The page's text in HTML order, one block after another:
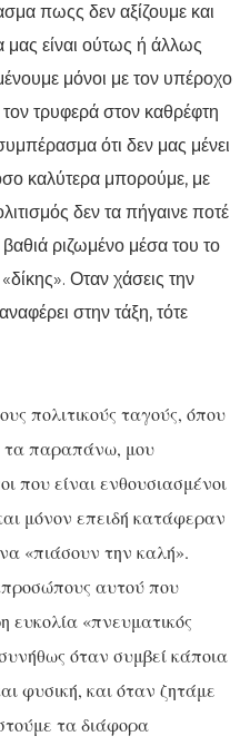
πωςς δεν αξίζουμε και
μας είναι ούτως ή άλλως
μόνοι με τον υπέροχο
τον τρυφερά στον καθρέφτη
ότι δεν μας μένει
καλύτερα μπορούμε, με
δεν τα πήγαινε ποτέ
ριζωμένο μέσα του το
Οταν χάσεις την
στην τάξη, τότε
πολιτικούς ταγούς, όπου
τα παραπάνω, μου
που είναι ενθουσιασμένοι
μόνον επειδή κατάφεραν
«πιάσουν την καλή».
αυτού που
ευκολία «πνευματικός
όταν συμβεί κάποια
φυσική, και όταν ζητάμε
τα διάφορα